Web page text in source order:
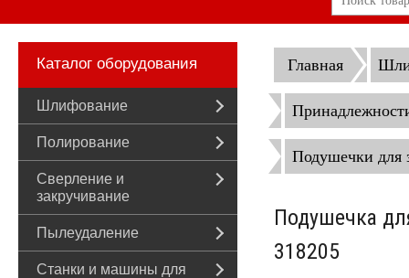
Каталог оборудования
Шлифование
Полирование
Сверление и
закручивание
Пылеудаление
Станки и машины для
Главная
Подушечки для
Подушечка
318205